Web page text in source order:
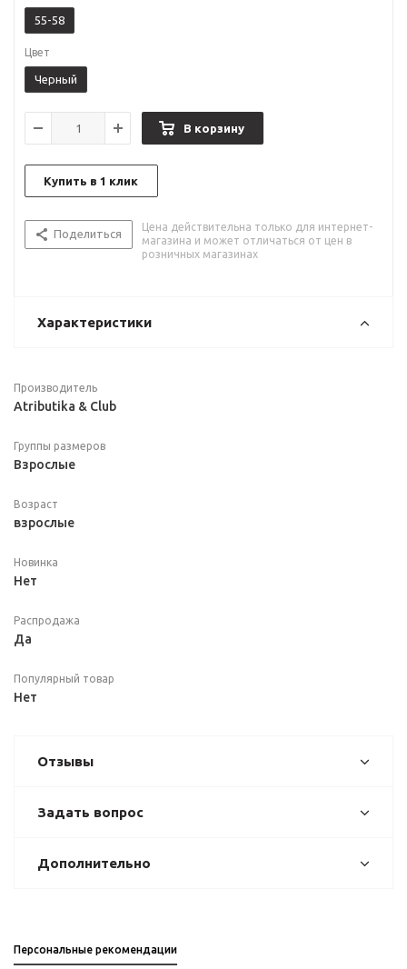
55-58
Цвет
Черный
В корзину
Купить в 1 клик
Поделиться
Цена действительна только для интернет-
магазина и может отличаться от цен в
розничных магазинах
Характеристики
Производитель
Atributika & Club
Группы размеров
Взрослые
Возраст
взрослые
Новинка
Нет
Распродажа
Да
Популярный товар
Нет
Отзывы
Задать вопрос
Дополнительно
Персональные рекомендации